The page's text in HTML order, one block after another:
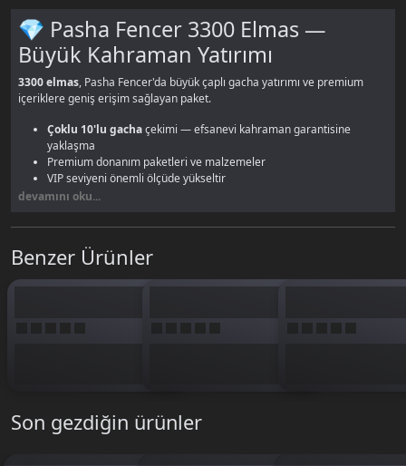
💎 Pasha Fencer 3300 Elmas —
Büyük Kahraman Yatırımı
3300 elmas, Pasha Fencer'da büyük çaplı gacha yatırımı ve premium
içeriklere geniş erişim sağlayan paket.
Çoklu 10'lu gachaçekimi — efsanevi kahraman garantisine
yaklaşma
Premium donanım paketleri ve malzemeler
VIP seviyeni önemli ölçüde yükseltir
Birden fazla etkinlik dönemini kapsayan bütçe
kurarsın. Efsanevi donanım ve kahraman birlikte alınabilir.
devamını oku...
Benzer Ürünler
Son gezdiğin ürünler